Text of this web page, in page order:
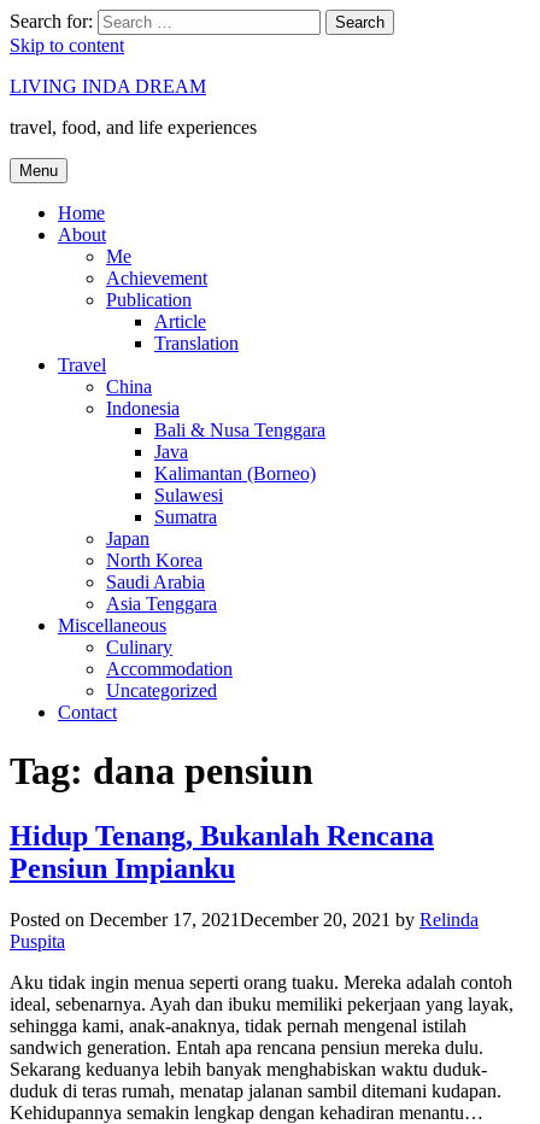
Search for: Search
Skip to content
LIVING INDA DREAM
travel, food, and life experiences
Menu
Home
About
Me
Achievement
Publication
Article
Translation
Travel
China
Indonesia
Bali & Nusa Tenggara
Java
Kalimantan (Borneo)
Sulawesi
Sumatra
Japan
North Korea
Saudi Arabia
Asia Tenggara
Miscellaneous
Culinary
Accommodation
Uncategorized
Contact
Tag: dana pensiun
Hidup Tenang, Bukanlah Rencana
Pensiun Impianku
Posted on December 17, 2021December 20, 2021 by Relinda
Puspita
Aku tidak ingin menua seperti orang tuaku. Mereka adalah contoh
ideal, sebenarnya. Ayah dan ibuku memiliki pekerjaan yang layak,
sehingga kami, anak-anaknya, tidak pernah mengenal istilah
sandwich generation. Entah apa rencana pensiun mereka dulu.
Sekarang keduanya lebih banyak menghabiskan waktu duduk-
duduk di teras rumah, menatap jalanan sambil ditemani kudapan.
Kehidupannya semakin lengkap dengan kehadiran menantu…